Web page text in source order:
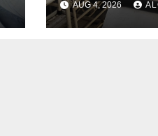
AUG 4, 2026